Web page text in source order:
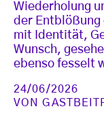
Wiederholung
der Entblößung
mit Identität,
Wunsch,
ebenso fesselt
24/06/2026
VON